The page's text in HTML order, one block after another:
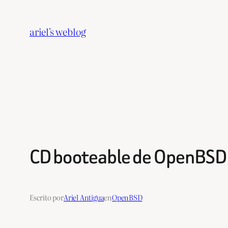
contenido
ariel's weblog
CD booteable de
Escrito porAriel AntiguaenOpenBSD